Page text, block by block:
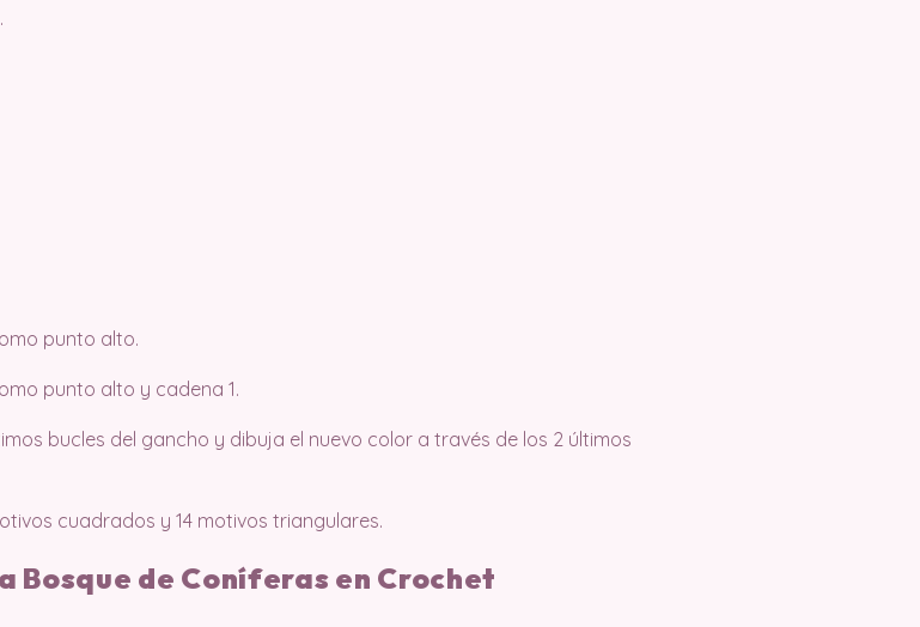
punto alto.
punto alto y cadena 1.
bucles del gancho y dibuja el nuevo color a través de los 2 últimos
cuadrados y 14 motivos triangulares.
Bosque de Coníferas en Crochet